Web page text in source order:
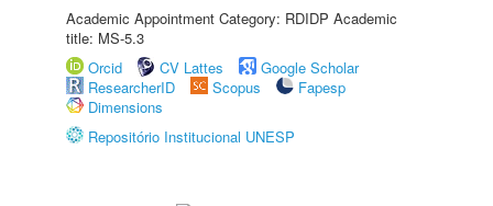
Academic Appointment Category: RDIDP Academic
title: MS-5.3
Orcid
CV Lattes
Google Scholar
ResearcherID
Scopus
Fapesp
Dimensions
Repositório Institucional UNESP